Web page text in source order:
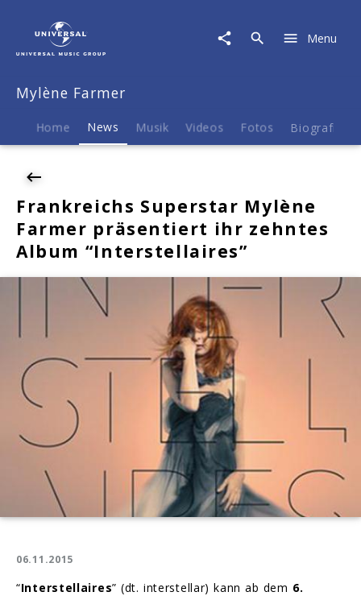
News
Frankreichs
Mylène
Farmer
Album
"Interstellaires"
Menu
Mylène Farmer
Home News Musik Videos Fotos Biografie
Frankreichs Superstar Mylène
Farmer präsentiert ihr zehntes
Album “Interstellaires”
06.11.2015
“Interstellaires” (dt. interstellar) kann ab dem 6.